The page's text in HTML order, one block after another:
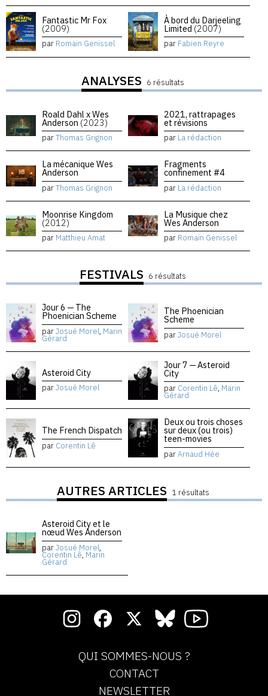
Fantastic Mr Fox
(2009)
par Romain Genissel
À bord du Darjeeling
Limited (2007)
par Fabien Reyre
ANALYSES 6 résultats
Roald Dahl x Wes
Anderson (2023)
parThomas Grignon
2021, rattrapages
et révisions
par La rédaction
La mécanique Wes
Anderson
parThomas Grignon
Fragments
confinement #4
par La rédaction
Moonrise Kingdom
(2012)
par Matthieu Amat
La Musique chez
Wes Anderson
par Romain Genissel
FESTIVALS 6 résultats
Jour 6 — The
Phoenician Scheme
parJosué Morel, Marin
Gérard
The Phoenician
Scheme
parJosué Morel
Asteroid City
parJosué Morel
Jour 7 — Asteroid
City
par Corentin Lê, Marin
Gérard
The French Dispatch
par Corentin Lê
Deux ou trois choses
sur deux (ou trois)
teen-movies
parArnaud Hée
AUTRES ARTICLES 1 résultats
Asteroid City et le
nœud Wes Anderson
parJosué Morel,
Corentin Lê, Marin
Gérard
QUI SOMMES-NOUS ?
CONTACT
NEWSLETTER